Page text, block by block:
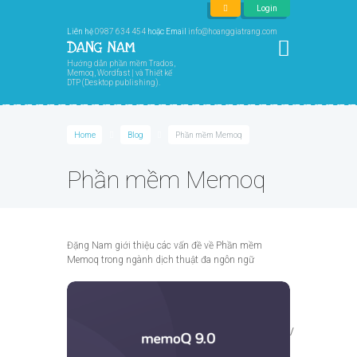
Login
Liên hệ0987 634 454 hoặc Email info@hoanggiatrang.com
Hướng dẫn phần mềm Trados,
Memoq, Wordfast | và Thiết kế
DTP (Desktop publishing).
Home Blog Phần mềm Memoq
Phần mềm Memoq
Đặng Nam giới thiệu các vấn đề về Phần mềm
Memoq trong ngành dịch thuật đa ngôn ngữ
/home/u425698080/domains/hoanggiatrang.com/